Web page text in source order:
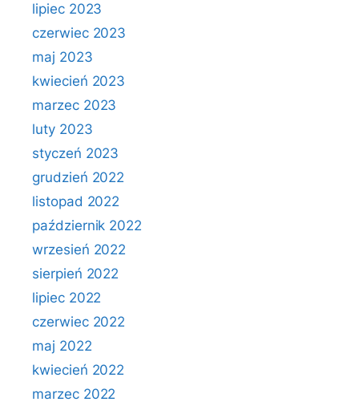
lipiec 2023
czerwiec 2023
maj 2023
kwiecień 2023
marzec 2023
luty 2023
styczeń 2023
grudzień 2022
listopad 2022
październik 2022
wrzesień 2022
sierpień 2022
lipiec 2022
czerwiec 2022
maj 2022
kwiecień 2022
marzec 2022